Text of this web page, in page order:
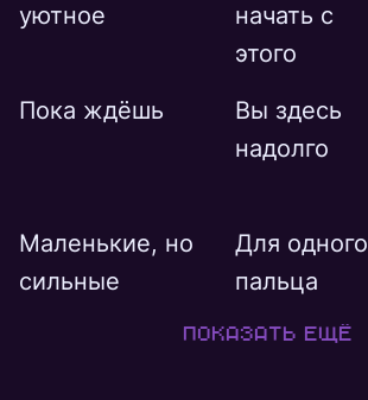
уютное
начать с
этого
Пока ждёшь
Вы здесь
надолго
Маленькие, но
сильные
Для одного
пальца
Показать ещё